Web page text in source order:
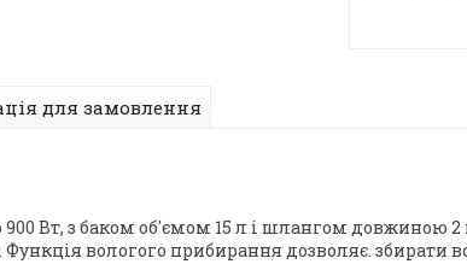
для замовлення
900 Вт, з баком об'ємом 15 л і шлангом довжиною
вологого прибирання дозволяє. збирати